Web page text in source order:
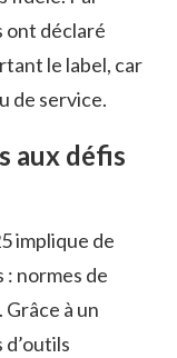
ont déclaré
le label, car
de service.
aux défis
implique de
: normes de
à un